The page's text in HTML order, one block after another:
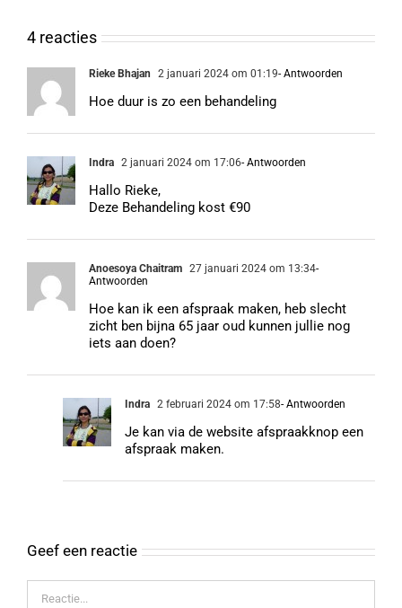
4 reacties
Rieke Bhajan 2 januari 2024 om 01:19- Antwoorden
Hoe duur is zo een behandeling
Indra 2 januari 2024 om 17:06- Antwoorden
Hallo Rieke,
Deze Behandeling kost €90
Anoesoya Chaitram 27 januari 2024 om 13:34-
Antwoorden
Hoe kan ik een afspraak maken, heb slecht
zicht ben bijna 65 jaar oud kunnen jullie nog
iets aan doen?
Indra 2 februari 2024 om 17:58- Antwoorden
Je kan via de website afspraakknop een
afspraak maken.
Geef een reactie